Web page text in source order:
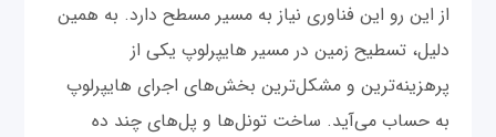
از این رو این فناوری نیاز به مسیر مسطح دارد. به همین
دلیل، تسطیح زمین در مسیر هایپرلوپ یکی از
پرهزینه‌ترین و مشکل‌ترین بخش‌های اجرای هایپرلوپ
به حساب می‌آید. ساخت تونل‌ها و پل‌های چند ده